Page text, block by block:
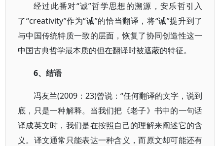
经过此番对“诚”哲学思想的溯源，安乐哲引入
了“creativity”作为“诚”的恰当翻译，将“诚”提升到了
与中国传统特质一致的层面，恢复了协同创造性这一
中国古典哲学最本质的但在翻译时被遮蔽的特征。
6、结语
冯友兰(2009：23)曾说：“任何翻译的文字，说到
底，只是一种解释。当我们把《老子》书中的一句话
译成英文时，我们是在按照自己的理解来阐述它的含
义。译文通常只能表达一种含义，而原文却可能还有